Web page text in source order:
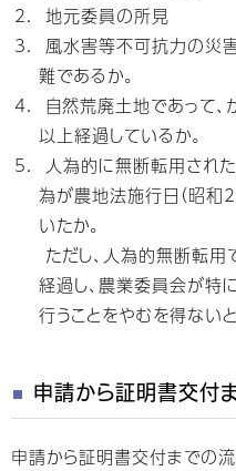
地元委員の所見
風水害等不可抗力の災
難であるか。
自然荒廃土地であって
以上経過しているか。
人為的に無断転用され
為が農地法施行日（昭
いたか。
ただし、人為的無断転
経過し、農業委員会が
行うことをやむを得ない
申請から証明書交付
申請から証明書交付までの流